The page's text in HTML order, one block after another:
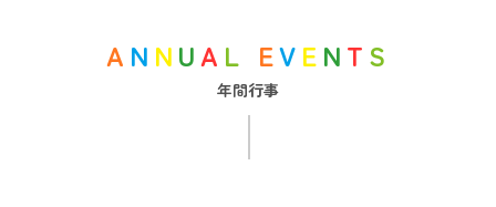
A N N UA L EV E N T S
年間行事